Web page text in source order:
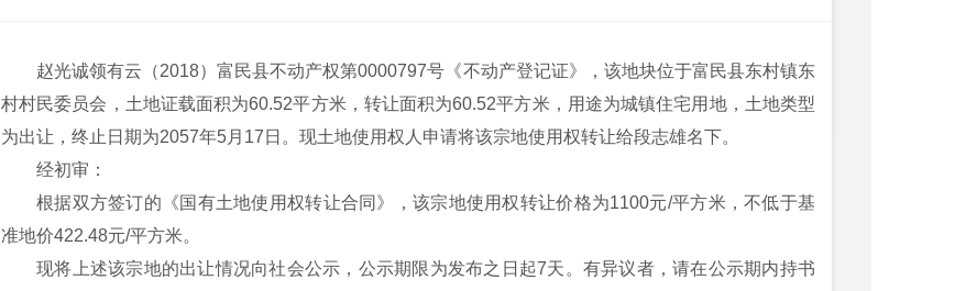
赵光诚领有云（2018）富民县不动产权第0000797号《不动产登记证》，该地块位于富民县东村镇东
村村民委员会，土地证载面积为60.52平方米，转让面积为60.52平方米，用途为城镇住宅用地，土地类型
为出让，终止日期为2057年5月17日。现土地使用权人申请将该宗地使用权转让给段志雄名下。
经初审：
根据双方签订的《国有土地使用权转让合同》，该宗地使用权转让价格为1100元/平方米，不低于基
准地价422.48元/平方米。
现将上述该宗地的出让情况向社会公示，公示期限为发布之日起7天。有异议者，请在公示期内持书